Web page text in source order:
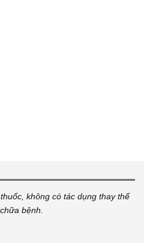
không có tác dụng thay thế
bệnh.